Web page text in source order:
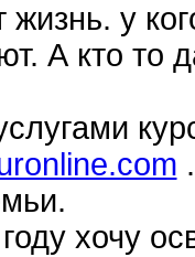
жизнь. у
А кто то
хочу